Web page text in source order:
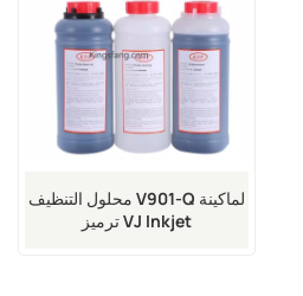
محلول التنظيف V901-Q لماكينة
ترميز VJ Inkjet